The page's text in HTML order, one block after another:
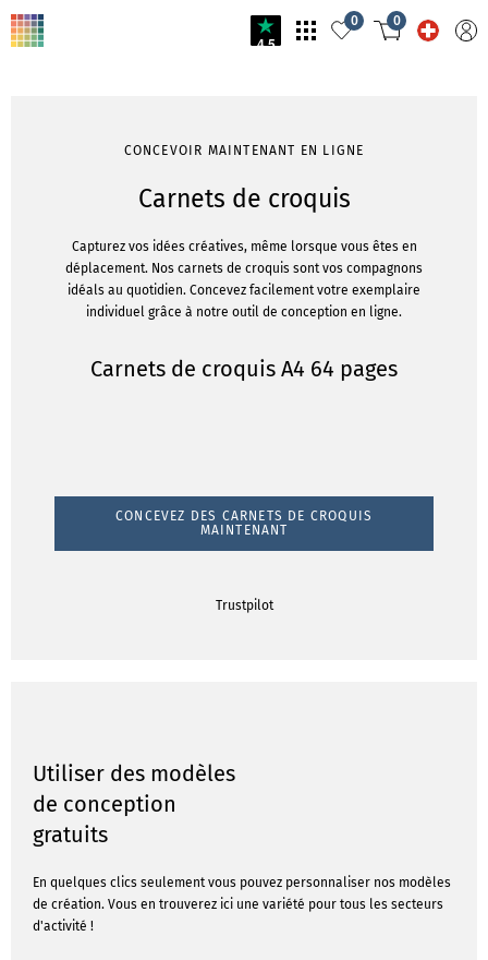
4.5
0 0
CONCEVOIR MAINTENANT EN LIGNE
Carnets de croquis
Capturez vos idées créatives, même lorsque vous êtes en
déplacement. Nos carnets de croquis sont vos compagnons
idéals au quotidien. Concevez facilement votre exemplaire
individuel grâce à notre outil de conception en ligne.
Carnets de croquis A4 64 pages
CONCEVEZ DES CARNETS DE CROQUIS
MAINTENANT
Trustpilot
Utiliser des modèles
de conception
gratuits
En quelques clics seulement vous pouvez personnaliser nos modèles
de création. Vous en trouverez ici une variété pour tous les secteurs
d'activité !